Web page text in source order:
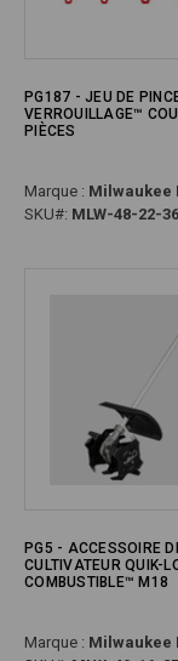
PG187 - JEU DE
VERROUILLAGE™
PIÈCES
Marque : Milwaukee
SKU#: MLW-48-22-
PG5 - ACCESSOIRE
CULTIVATEUR QUIK-
COMBUSTIBLE™ M18
Marque : Milwaukee